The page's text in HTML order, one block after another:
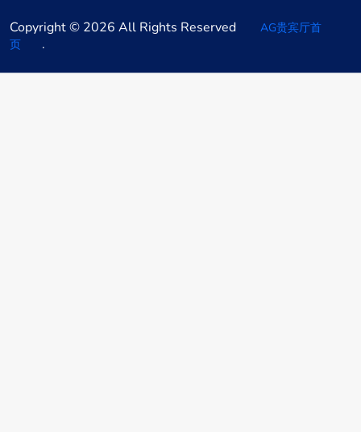
Copyright © 2026 All Rights Reserved
AG贵宾厅首
页
.